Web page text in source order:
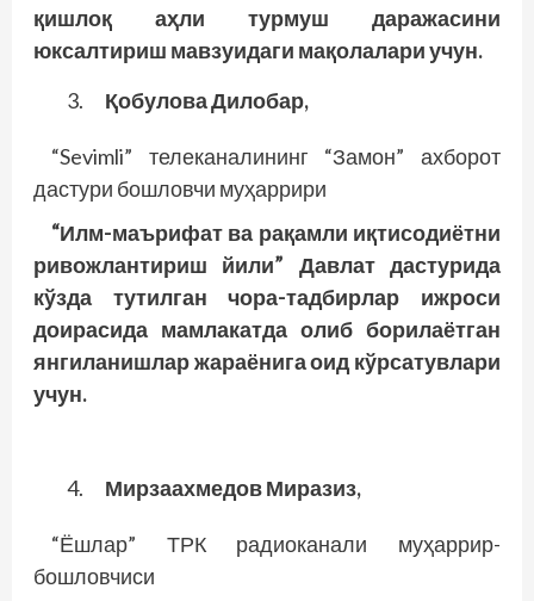
қишлоқ аҳли турмуш даражасини
юксалтириш мавзуидаги мақолалари учун.
Қобулова Дилобар,
“Sevimli” телеканалининг “Замон” ахборот
дастури бошловчи муҳаррири
“Илм-маърифат ва рақамли иқтисодиётни
ривожлантириш йили” Давлат дастурида
кўзда тутилган чора-тадбирлар ижроси
доирасида мамлакатда олиб борилаётган
янгиланишлар жараёнига оид кўрсатувлари
учун.
Мирзаахмедов Миразиз,
“Ёшлар” ТРК радиоканали муҳаррир-
бошловчиси